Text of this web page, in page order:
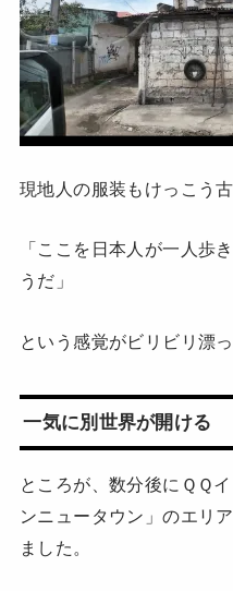
現地人の服装もけっこう
「ここを日本人が一人歩
うだ」
という感覚がビリビリ漂
一気に別世界が開ける
ところが、数分後にＱＱ
ンニュータウン」のエリ
ました。